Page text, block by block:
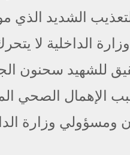
الشديد
الداخلية لا يتحرك
للشهيد سحنون
الإهمال الصحي